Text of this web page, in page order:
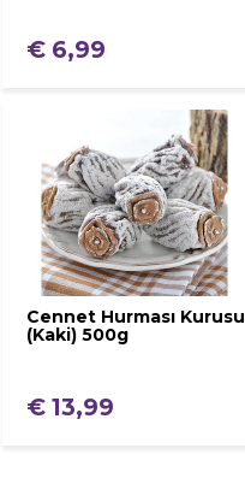
€ 6,99
Cennet Hurması Kurusu
(Kaki) 500g
€ 13,99